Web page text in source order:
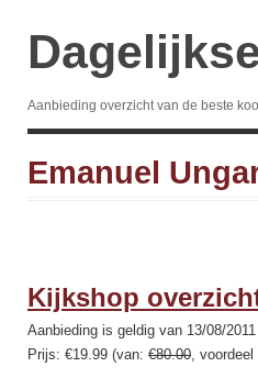
Aanbieding overzicht van de beste
Emanuel
Kijkshop
Aanbieding is geldig van 13/08/
Prijs: €19.99 (van: €80.00,